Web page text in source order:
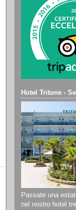
Hotel Tritone -
Passate una
nel nostro hotel